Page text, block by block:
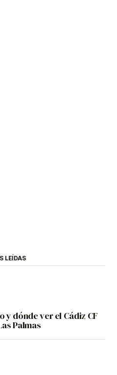
LEÍDAS
y dónde ver el Cádiz CF
Palmas